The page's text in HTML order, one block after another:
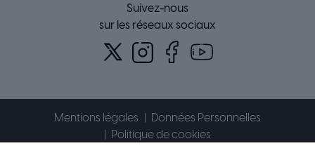
Suivez-nous
sur les réseaux sociaux
Mentions légales
Données Personnelles
Politique de cookies